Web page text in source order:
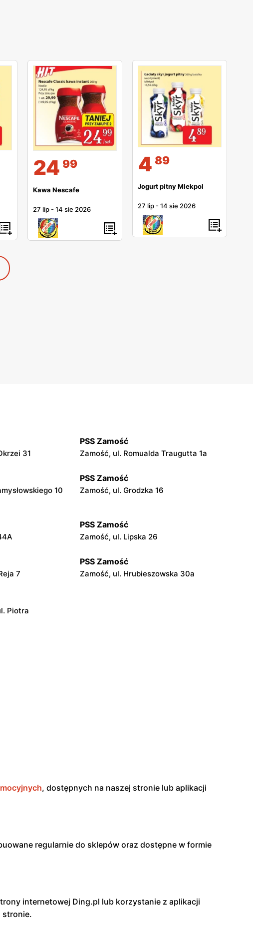
24 99
Kawa Nescafe
27 lip -14 sie 2026
4 89
Jogurt pitny Mlekpol
27 lip -14 sie 2026
31
PSS Zamość
Zamość, ul. Romualda Traugutta 1a
10
PSS Zamość
Zamość, ul. Grodzka 16
PSS Zamość
Zamość, ul. Lipska 26
7
PSS Zamość
Zamość, ul. Hrubieszowska 30a
Piotra
, dostępnych na naszej stronie lub aplikacji
regularnie do sklepów oraz dostępne w formie
internetowej Ding.pl lub korzystanie z aplikacji
stronie.